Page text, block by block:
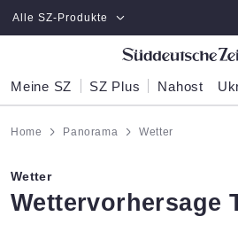
Zum Hauptinhalt springen
Alle SZ-Produkte
Meine SZ SZ Plus Nahost
Home Panorama Wetter
Wetter
:
Wettervorhersage